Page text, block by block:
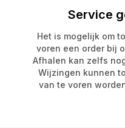
Service
Het is mogelijk om
voren een order bij
Afhalen kan zelfs
Wijzingen kunnen
van te voren